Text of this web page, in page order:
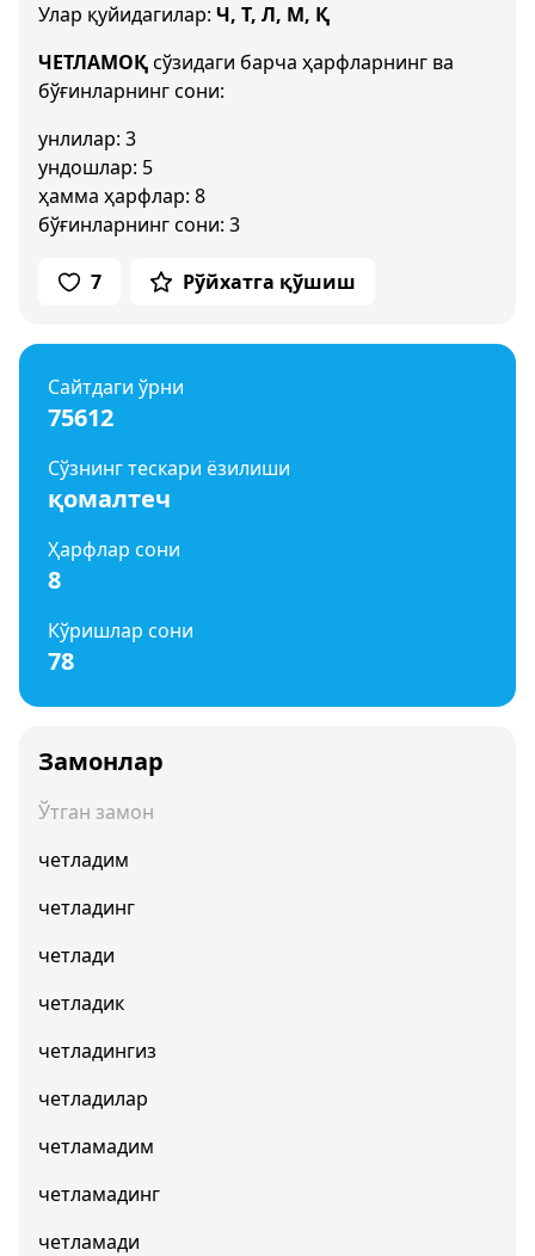
Улар қуйидагилар: Ч, Т, Л, М, Қ
ЧЕТЛАМОҚсўзидаги барча ҳарфларнинг ва
бўғинларнинг сони:
унлилар: 3
ундошлар: 5
ҳамма ҳарфлар: 8
бўғинларнинг сони: 3
7 Рўйхатга қўшиш
Сайтдаги ўрни
75612
Сўзнинг тескари ёзилиши
қомалтеч
Ҳарфлар сони
8
Кўришлар сони
78
Замонлар
Ўтган замон
четладим
четладинг
четлади
четладик
четладингиз
четладилар
четламадим
четламадинг
четламади